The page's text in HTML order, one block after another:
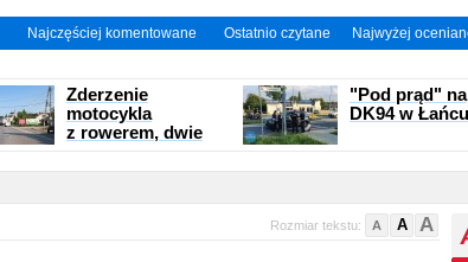
Najczęściej komentowane Ostatnio czytane Najwyżej
Zderzenie
motocykla
z rowerem, dwie
"Pod prąd" na
DK94 w
Rozmiar tekstu: A A A